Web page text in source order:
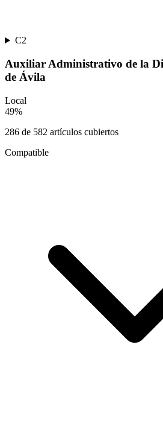
C2
Auxiliar Administrativo de la
de Ávila
Local
49%
286 de 582 artículos cubiertos
Compatible